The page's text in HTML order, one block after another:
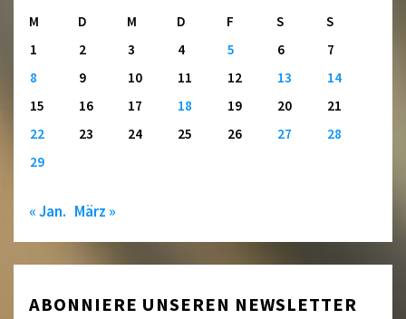
M
D M D F S
S
1
2 3 4 5 6
7
8
9 10 11 12 13
14
15
16 17 18 19 20
21
22
23 24 25 26 27
28
29
« Jan. März »
ABONNIERE UNSEREN NEWSLETTER